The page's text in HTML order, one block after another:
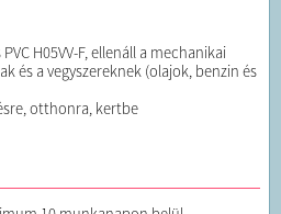
H05VV-F, ellenáll a mechanikai
és a vegyszereknek (olajok, benzin és
otthonra, kertbe